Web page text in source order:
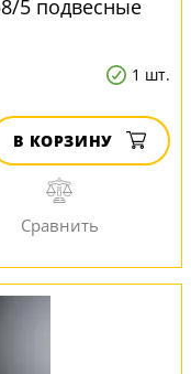
5 подвесные
1 шт.
В КОРЗИНУ